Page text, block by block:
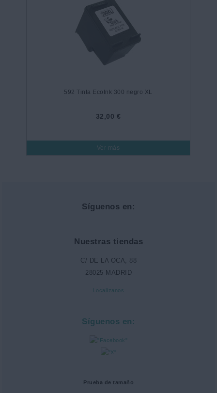
592 Tinta EcoInk 300 negro XL
32,00 €
Ver más
Síguenos en:
Nuestras tiendas
C/ DE LA OCA, 88
28025 MADRID
Localízanos
Síguenos en:
Prueba de tamaño